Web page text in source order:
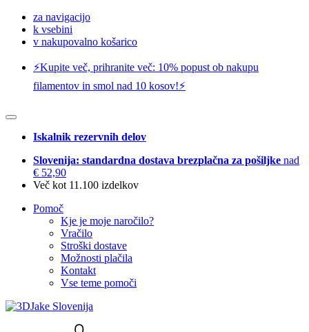
za navigacijo
k vsebini
v nakupovalno košarico
⚡️Kupite več, prihranite več: 10% popust ob nakupu
filamentov in smol nad 10 kosov!⚡️
Iskalnik rezervnih delov
Slovenija: standardna dostava brezplačna za pošiljke nad
€ 52,90
Več kot 11.100 izdelkov
Pomoč
Kje je moje naročilo?
Vračilo
Stroški dostave
Možnosti plačila
Kontakt
Vse teme pomoči